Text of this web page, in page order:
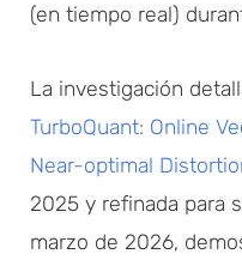
(en tiempo real)
La investigación
TurboQuant: Online
Near-optimal
2025 y refinada para
marzo de 2026,